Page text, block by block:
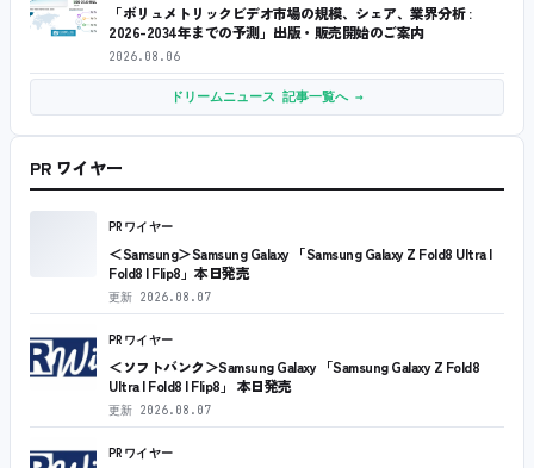
「ボリュメトリックビデオ市場の規模、シェア、業界分析 :
2026-2034年までの予測」出版・販売開始のご案内
2026.08.06
ドリームニュース 記事一覧へ →
PR ワイヤー
PRワイヤー
＜Samsung＞Samsung Galaxy 「Samsung Galaxy Z Fold8 Ultra |
Fold8 | Flip8」本日発売
更新 2026.08.07
PRワイヤー
＜ソフトバンク＞Samsung Galaxy 「Samsung Galaxy Z Fold8
Ultra | Fold8 | Flip8」 本日発売
更新 2026.08.07
PRワイヤー